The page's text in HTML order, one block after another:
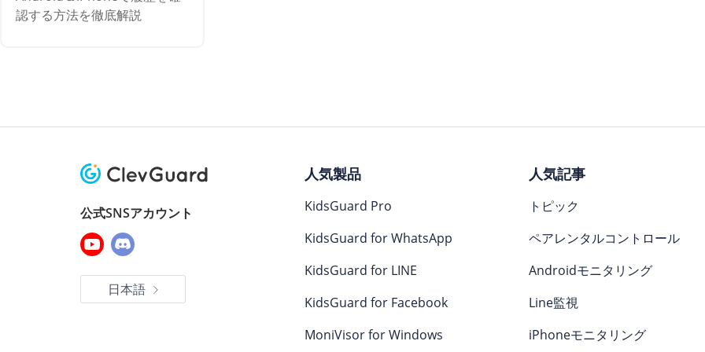
認する方法を徹底解説
公式SNSアカウント
日本語
人気製品
KidsGuard Pro
KidsGuard for WhatsApp
KidsGuard for LINE
KidsGuard for Facebook
MoniVisor for Windows
人気記事
トピック
ペアレンタルコントロール
Androidモニタリング
Line監視
iPhoneモニタリング